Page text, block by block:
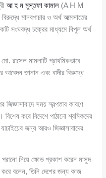
আ হ ম মুস্তফা কামাল (A H M
মানবপাচার ও অর্থ আত্মসাতের
সংঘবদ্ধ চক্রের মাধ্যমে বিপুল অর্থ
রাসেল মামলাটি প্রাথমিকভাবে
আবেদন জানান এবং বাদীর বিরুদ্ধে
সময় স্বল্পতার কারণে
করে বিদেশে পাঠানো শ্রমিকদের
জন্য আরও জিজ্ঞাসাবাদের
নিয়ে ক্ষোভ প্রকাশ করেন মাসুদ
করে বলেন, তিনি দেশের জন্য কাজ